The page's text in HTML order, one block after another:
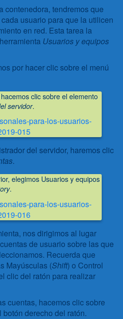
contenedora, tendremos que
usuario para que la utilicen
en red. Esta tarea la
Usuarios y equipos
por hacer clic sobre el menú
clic sobre el elemento
servidor.
del servidor, haremos clic
.
elegimos Usuarios y equipos
.
nos dirigimos al lugar
de usuario sobre las que
Recuerda que
Mayúsculas (Shift) o Control
clic del ratón para realizar
cuentas, hacemos clic sobre
derecho del ratón.